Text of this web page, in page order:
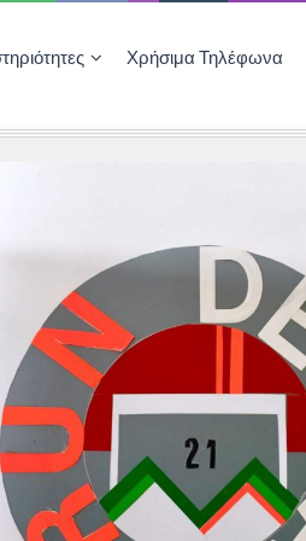
Χρήσιμα Τηλέφωνα